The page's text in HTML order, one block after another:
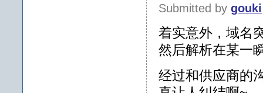
Submitted by gouki
着实意外，域名
然后解析在某一
经过和供应商的